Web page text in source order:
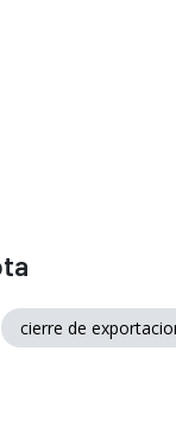
cierre de